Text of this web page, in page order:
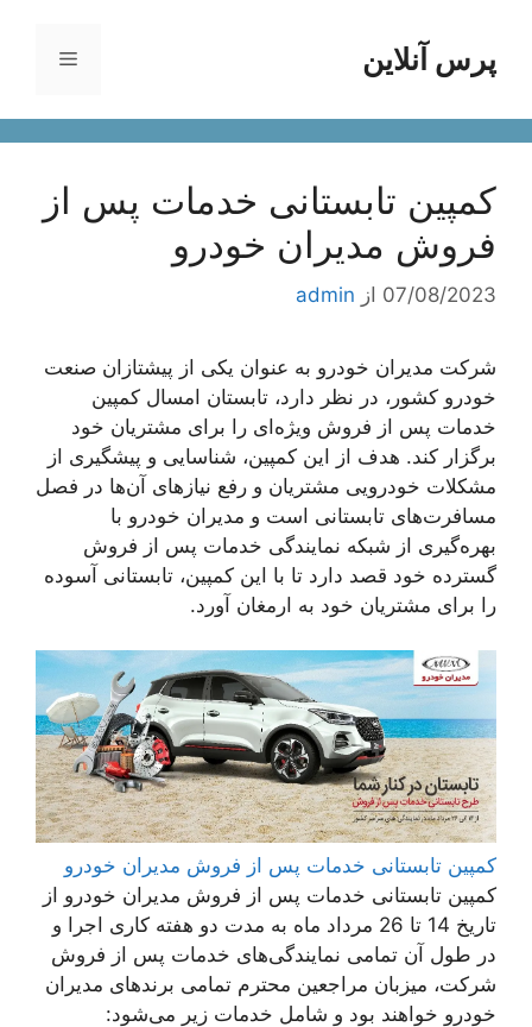
محتواپرس آنلاین فهرست
کمپین تابستانی خدمات پس از
فروش مدیران خودرو
07/08/2023 از admin
شرکت مدیران خودرو به عنوان یکی از پیشتازان صنعت
خودرو کشور، در نظر دارد، تابستان امسال کمپین
خدمات پس از فروش ویژه‌ای را برای مشتریان خود
برگزار کند. هدف از این کمپین، شناسایی و پیشگیری از
مشکلات خودرویی مشتریان و رفع نیازهای آن‌ها در فصل
مسافرت‌های تابستانی است و مدیران خودرو با
بهره‌گیری از شبکه‎ نمایندگی خدمات پس از فروش
گسترده خود قصد دارد تا با این کمپین، تابستانی آسوده
را برای مشتریان خود به ارمغان آورد.
کمپین تابستانی خدمات پس از فروش مدیران خودرو
کمپین تابستانی خدمات پس از فروش مدیران خودرو از
تاریخ 14 تا 26 مرداد ماه به مدت دو هفته کاری اجرا و
در طول آن تمامی نمایندگی‌های خدمات پس از فروش
شرکت، میزبان مراجعین محترم تمامی برندهای مدیران
خودرو خواهند بود و شامل خدمات زیر می‌شود: